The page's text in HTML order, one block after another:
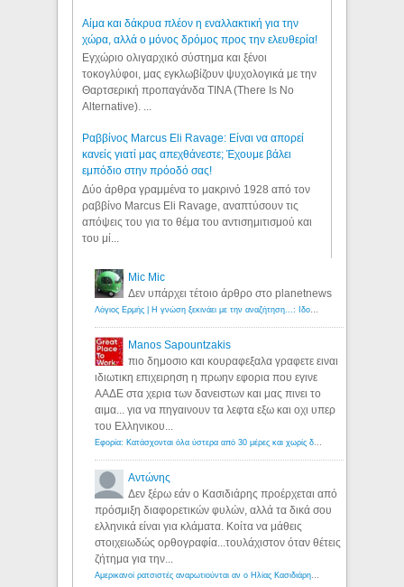
Αίμα και δάκρυα πλέον η εναλλακτική για την
χώρα, αλλά ο μόνος δρόμος προς την ελευθερία!
Εγχώριο ολιγαρχικό σύστημα και ξένοι
τοκογλύφοι, μας εγκλωβίζουν ψυχολογικά με την
Θαρτσερική προπαγάνδα TINA (There Is No
Alternative). ...
Ραββίνος Marcus Eli Ravage: Είναι να απορεί
κανείς γιατί μας απεχθάνεστε; Έχουμε βάλει
εμπόδιο στην πρόοδό σας!
Δύο άρθρα γραμμένα το μακρινό 1928 από τον
ραββίνο Marcus Eli Ravage, αναπτύσουν τις
απόψεις του για το θέμα του αντισημιτισμού και
του μί...
Mic Mic
Δεν υπάρχει τέτοιο άρθρο στο planetnews
Manos Sapountzakis
πιο δημοσιο και κουραφεξαλα γραφετε ειναι
ιδιωτικη επιχειρηση η πρωην εφορια που εγινε
ΑΑΔΕ στα χερια των δανειστων και μας πινει το
αιμα... για να πηγαινουν τα λεφτα εξω και οχι υπερ
του Ελληνικου...
Αντώνης
Δεν ξέρω εάν ο Κασιδιάρης προέρχεται από
πρόσμιξη διαφορετικών φυλών, αλλά τα δικά σου
ελληνικά είναι για κλάματα. Κοίτα να μάθεις
στοιχειωδώς ορθογραφία...τουλάχιστον όταν θέτεις
ζήτημα για την...